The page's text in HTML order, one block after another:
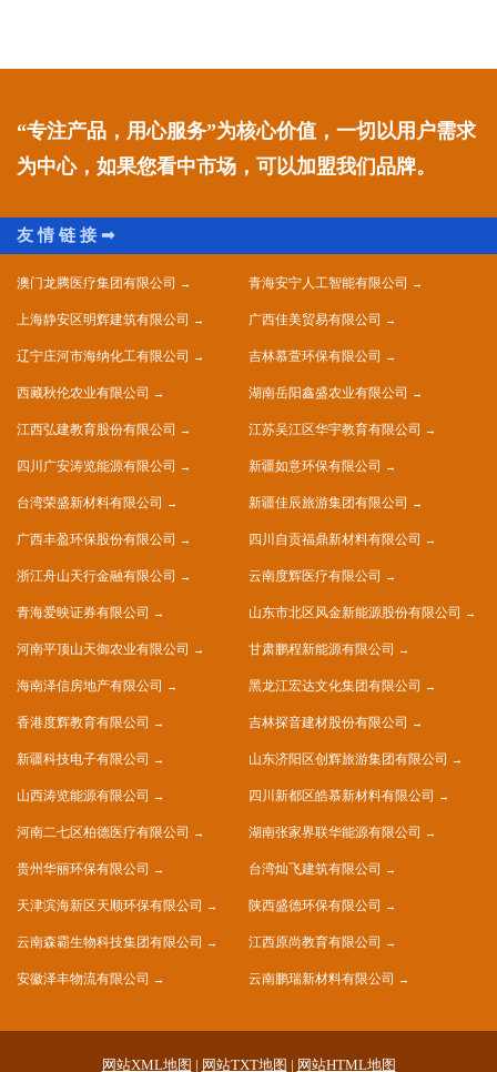
“专注产品，用心服务”为核心价值，一切以用户需求
为中心，如果您看中市场，可以加盟我们品牌。
澳门龙腾医疗集团有限公司 青海安宁人工智能有限公司
上海静安区明辉建筑有限公司 广西佳美贸易有限公司
辽宁庄河市海纳化工有限公司 吉林慕萱环保有限公司
西藏秋伦农业有限公司 湖南岳阳鑫盛农业有限公司
江西弘建教育股份有限公司 江苏吴江区华宇教育有限公司
四川广安涛览能源有限公司 新疆如意环保有限公司
台湾荣盛新材料有限公司 新疆佳辰旅游集团有限公司
广西丰盈环保股份有限公司 四川自贡福鼎新材料有限公司
浙江舟山天行金融有限公司 云南度辉医疗有限公司
青海爱映证券有限公司 山东市北区风金新能源股份有限公司
河南平顶山天御农业有限公司 甘肃鹏程新能源有限公司
海南泽信房地产有限公司 黑龙江宏达文化集团有限公司
香港度辉教育有限公司 吉林探音建材股份有限公司
新疆科技电子有限公司 山东济阳区创辉旅游集团有限公司
山西涛览能源有限公司 四川新都区皓慕新材料有限公司
河南二七区柏德医疗有限公司 湖南张家界联华能源有限公司
贵州华丽环保有限公司 台湾灿飞建筑有限公司
天津滨海新区天顺环保有限公司 陕西盛德环保有限公司
云南森霸生物科技集团有限公司 江西原尚教育有限公司
安徽泽丰物流有限公司 云南鹏瑞新材料有限公司
网站XML地图 | 网站TXT地图 | 网站HTML地图